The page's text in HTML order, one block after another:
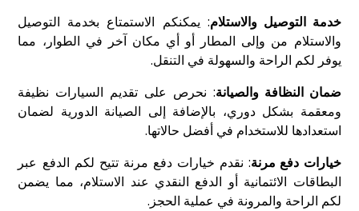
خدمة التوصيل والاستلام: يمكنكم الاستمتاع بخدمة التوصيل
والاستلام من وإلى المطار أو أي مكان آخر في الطوار، مما
يوفر لكم الراحة والسهولة في التنقل.
ضمان النظافة والصيانة: نحرص على تقديم السيارات نظيفة
ومعقمة بشكل دوري، بالإضافة إلى الصيانة الدورية لضمان
استعدادها للاستخدام في أفضل حالاتها.
خيارات دفع مرنة: نقدم خيارات دفع مرنة تتيح لكم الدفع عبر
البطاقات الائتمانية أو الدفع النقدي عند الاستلام، مما يضمن
لكم الراحة والمرونة في عملية الحجز.